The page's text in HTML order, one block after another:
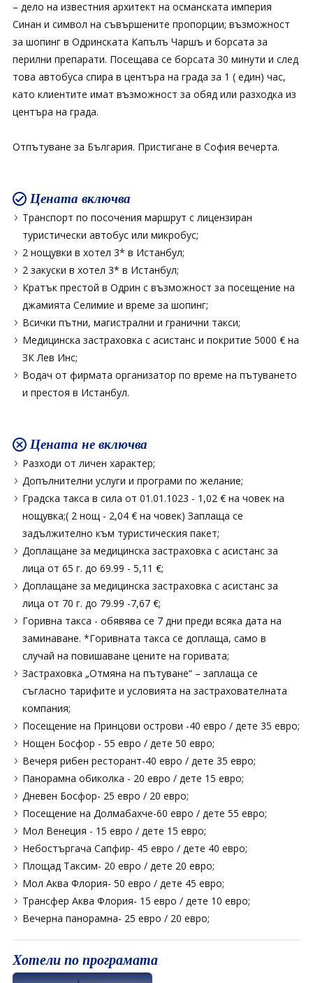
– дело на известния архитект на османската империя
Синан и символ на съвършените пропорции; възможност
за шопинг в Одринската Капълъ Чаршъ и борсата за
перилни препарати. Посещава се борсата 30 минути и след
това автобуса спира в центъра на града за 1 ( един) час,
като клиентите имат възможност за обяд или разходка из
центъра на града.
Отпътуване за България. Пристигане в София вечерта.
Цената включва
Транспорт по посочения маршрут с лицензиран
туристически автобус или микробус;
2 нощувки в хотел 3* в Истанбул;
2 закуски в хотел 3* в Истанбул;
Кратък престой в Одрин с възможност за посещение на
джамията Селимие и време за шопинг;
Всички пътни, магистрални и гранични такси;
Медицинска застраховка с асистанс и покритие 5000 € на
ЗК Лев Инс;
Водач от фирмата организатор по време на пътуването
и престоя в Истанбул.
Цената не включва
Разходи от личен характер;
Допълнителни услуги и програми по желание;
Градска такса в сила от 01.01.1023 - 1,02 € на човек на
нощувка;( 2 нощ - 2,04 € на човек) Заплаща се
задължително към туристическия пакет;
Доплащане за медицинска застраховка с асистанс за
лица от 65 г. до 69.99 - 5,11 €;
Доплащане за медицинска застраховка с асистанс за
лица от 70 г. до 79.99 -7,67 €;
Горивна такса - обявява се 7 дни преди всяка дата на
заминаване. *Горивната такса се доплаща, само в
случай на повишаване цените на горивата;
Застраховка „Отмяна на пътуване“ – заплаща се
съгласно тарифите и условията на застрахователната
компания;
Посещение на Принцови острови -40 евро / дете 35 евро;
Нощен Босфор - 55 евро / дете 50 евро;
Вечеря рибен ресторант-40 евро / дете 35 евро;
Панорамна обиколка - 20 евро / дете 15 евро;
Дневен Босфор- 25 евро / 20 евро;
Посещение на Долмабахче-60 евро / дете 55 евро;
Мол Венеция - 15 евро / дете 15 евро;
Небостъргача Сапфир- 45 евро / дете 40 евро;
Площад Таксим- 20 евро / дете 20 евро;
Мол Аква Флория- 50 евро / дете 45 евро;
Трансфер Аква Флория- 15 евро / дете 10 евро;
Вечерна панорамна- 25 евро / 20 евро;
Хотели по програмата